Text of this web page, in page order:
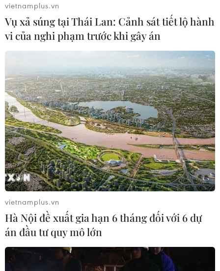
Việt Nam tham dự Hội thao quân sự quốc
tế 2019 tại LB Nga
03/08/2019 23:28
Tại Hội thao Quân sự quốc tế (Army Games) 2019 năm
nay, Đoàn Việt Nam bao gồm 125 cán bộ, chiến sỹ sẽ
tham dự và thi đấu ở 7 nội dung.
vietnamplus.vn
Vụ xả súng tại Thái Lan: Cảnh sát tiết lộ hành
vi của nghi phạm trước khi gây án
vietnamplus.vn
Hà Nội đề xuất gia hạn 6 tháng đối với 6 dự
án đầu tư quy mô lớn